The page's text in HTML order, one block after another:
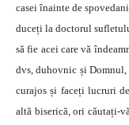
casei înainte de
duceți la doctorul
să fie acei care vă
dvs, duhovnic și
curajos și faceți lucruri
altă biserică, ori căutați-